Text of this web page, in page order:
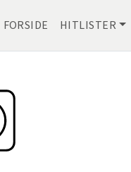
FORSIDE HITLISTER